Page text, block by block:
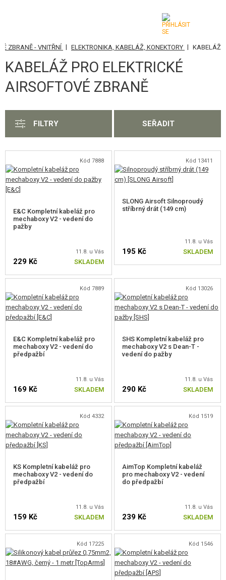
KATEGORIE
AIRSOFTOVÉ ZBRANĚ
GRANÁTOMETY, GRANÁTY
AKUMULÁTORY, NABÍJEČKY
ZÁSOBNÍKY, PLNIČKY
BRÝLE, MASKY
VÝSTROJ, UNIFORMY, POUZDRA
MASKOVÁNÍ, BARVY, PÁSKY
VYSÍLAČKY, HEADSETY, KAMERY
DOPLŇKY KE ZBRANÍM, POPRUHY
NÁHRADNÍ DÍLY, UPGRADE
PRO ELEKTRICKÉ ZBRANĚ - VNITŘNÍ
HOP-UP KOMORY, ZÁMKY HLAVNĚ
HLAVNĚ VNITŘNÍ AEG
HOP-UP GUMIČKY AEG
ELEKTRONIKA, KABELÁŽ, KONEKTORY
MOSFETY
PROCESOROVÉ JEDNOTKY
PŘÍSLUŠENSTVÍ K ELEKTRONICE
KABELÁŽ
ZBRANĚ - VNITŘNÍ | ELEKTRONIKA, KABELÁŽ, KONEKTORY | KABELÁŽ
KABELÁŽ PRO ELEKTRICKÉ
AIRSOFTOVÉ ZBRANĚ
FILTRY SEŘADIT
Kód 7888
E&C Kompletní kabeláž pro
mechaboxy V2 - vedení do
pažby
11.8. u Vás
229 Kč SKLADEM
Kód 13411
SLONG Airsoft Silnoproudý
stříbrný drát (149 cm)
11.8. u Vás
195 Kč SKLADEM
Kód 7889
E&C Kompletní kabeláž pro
mechaboxy V2 - vedení do
předpažbí
11.8. u Vás
169 Kč SKLADEM
Kód 13026
SHS Kompletní kabeláž pro
mechaboxy V2 s Dean-T -
vedení do pažby
11.8. u Vás
290 Kč SKLADEM
Kód 4332
KS Kompletní kabeláž pro
mechaboxy V2 - vedení do
předpažbí
11.8. u Vás
159 Kč SKLADEM
Kód 1519
AimTop Kompletní kabeláž
pro mechaboxy V2 - vedení
do předpažbí
11.8. u Vás
239 Kč SKLADEM
Kód 17225 Kód 1546